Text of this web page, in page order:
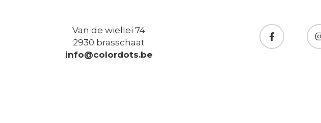
Van de wiellei 74
2930 brasschaat
info@colordots.be